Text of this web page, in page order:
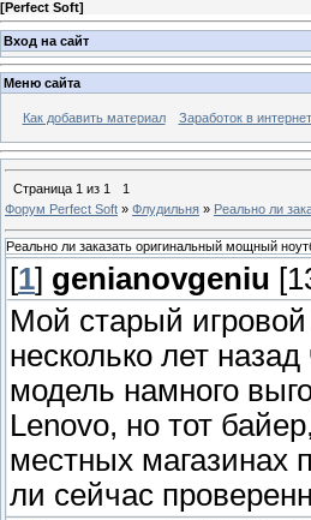
[Perfect Soft]
Вход на сайт
Меню сайта
Как добавить материал Заработок в
Страница 1 из 1
1
Форум Perfect Soft » Флудильня » Реально ли
Реально ли заказать оригинальный мощный
[1] genianovgeniu
Мой старый игровой
несколько лет
модель намного
Lenovo, но тот
местных магазинах
ли сейчас